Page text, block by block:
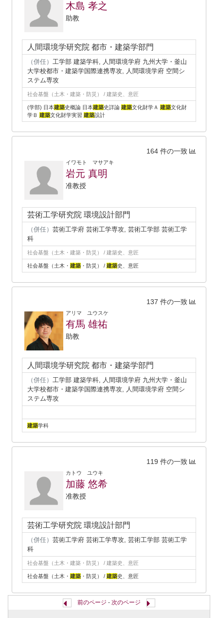
木島 孝之
助教
人間環境学研究院 都市・建築学部門
（併任） 工学部 建築学科, 人間環境学府 九州大学・釜山
大学校都市・建築学国際連携専攻, 人間環境学府 空間シ
ステム専攻
社会基盤（土木・建築・防災） / 建築史、意匠
(学部) 日本建築史概論 日本建築史詳論 建築文化財学Ａ 建築文化財
学Ｂ 建築文化財学実習 建築設計
164 件の一致
イワモト マサアキ
岩元 真明
准教授
芸術工学研究院 環境設計部門
（併任） 芸術工学府 芸術工学専攻, 芸術工学部 芸術工学
科
社会基盤（土木・建築・防災） / 建築史、意匠
社会基盤（土木・ 建築 ・防災） / 建築史、意匠
137 件の一致
アリマ ユウスケ
有馬 雄祐
助教
人間環境学研究院 都市・建築学部門
（併任） 工学部 建築学科, 人間環境学府 九州大学・釜山
大学校都市・建築学国際連携専攻, 人間環境学府 空間シ
ステム専攻
建築学科
119 件の一致
カトウ ユウキ
加藤 悠希
准教授
芸術工学研究院 環境設計部門
（併任） 芸術工学府 芸術工学専攻, 芸術工学部 芸術工学
科
社会基盤（土木・建築・防災） / 建築史、意匠
社会基盤（土木・ 建築 ・防災） / 建築史、意匠
前のページ - 次のページ